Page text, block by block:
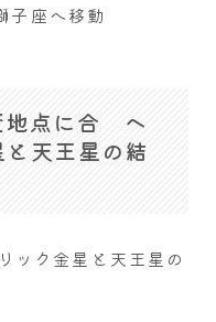
座へ移動
点に合 ヘ
天王星の結
ク金星と天王星の